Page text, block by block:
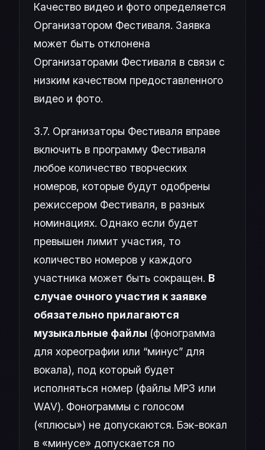
Качество видео и фото определяется
Организатором Фестиваля. Заявка
может быть отклонена
Организаторами Фестиваля в связи с
низким качеством предоставленного
видео и фото.
3.7. Организаторы Фестиваля вправе
включить в программу Фестиваля
любое количество творческих
номеров, которые будут одобрены
режиссером Фестиваля, в разных
номинациях. Однако если будет
превышен лимит участия, то
количество номеров у каждого
участника может быть сокращен. В
случае очного участия к заявке
обязательно прилагаются
музыкальные файлы (фонограмма
для хореографии или “минус” для
вокала), под который будет
исполняться номер (файлы MP3 или
WAV). Фонограммы с голосом
(«плюсы») не допускаются. Бэк-вокал
в «минусе» допускается по